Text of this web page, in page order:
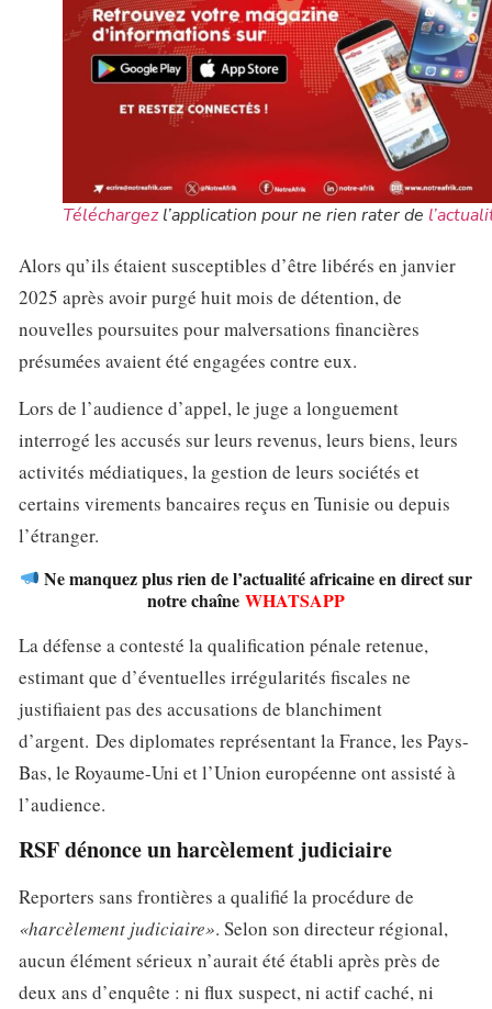
Téléchargezl’application pour ne rien rater de
Alors qu’ils étaient susceptibles d’être libérés en janvier
2025 après avoir purgé huit mois de détention, de
nouvelles poursuites pour malversations financières
présumées avaient été engagées contre eux.
Lors de l’audience d’appel, le juge a longuement
interrogé les accusés sur leurs revenus, leurs biens, leurs
activités médiatiques, la gestion de leurs sociétés et
certains virements bancaires reçus en Tunisie ou depuis
l’étranger.
Ne manquez plus rien de l’actualité africaine en direct sur
notre chaîne WHATSAPP
La défense a contesté la qualification pénale retenue,
estimant que d’éventuelles irrégularités fiscales ne
justifiaient pas des accusations de blanchiment
d’argent. Des diplomates représentant la France, les Pays-
Bas, le Royaume-Uni et l’Union européenne ont assisté à
l’audience.
RSF dénonce un harcèlement judiciaire
Reporters sans frontières a qualifié la procédure de
«harcèlement judiciaire». Selon son directeur régional,
aucun élément sérieux n’aurait été établi après près de
deux ans d’enquête : ni flux suspect, ni actif caché, ni